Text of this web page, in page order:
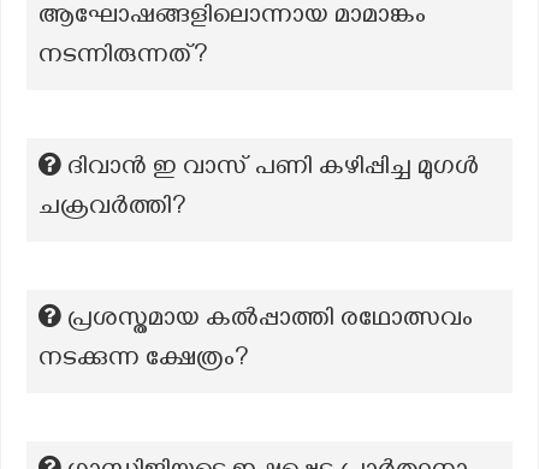
ആഘോഷങ്ങളിലൊന്നായ മാമാങ്കം
നടന്നിരുന്നത്?
ദിവാൻ ഇ വാസ് പണി കഴിപ്പിച്ച മുഗൾ
ചക്രവർത്തി?
പ്രശസ്തമായ കൽപ്പാത്തി രഥോത്സവം
നടക്കുന്ന ക്ഷേത്രം?